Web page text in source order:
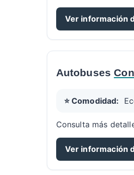
Ver información
Autobuses
⭐ Comodidad:
Consulta más
Ver información